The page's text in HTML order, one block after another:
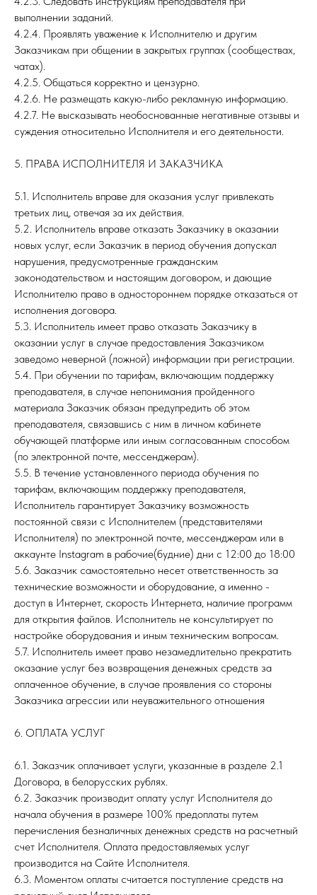
выполнении заданий.
4.2.4. Проявлять уважение к Исполнителю и другим
Заказчикам при общении в закрытых группах (сообществах,
чатах).
4.2.5. Общаться корректно и цензурно.
4.2.6. Не размещать какую-либо рекламную информацию.
4.2.7. Не высказывать необоснованные негативные отзывы и
суждения относительно Исполнителя и его деятельности.
5. ПРАВА ИСПОЛНИТЕЛЯ И ЗАКАЗЧИКА
5.1. Исполнитель вправе для оказания услуг привлекать
третьих лиц, отвечая за их действия.
5.2. Исполнитель вправе отказать Заказчику в оказании
новых услуг, если Заказчик в период обучения допускал
нарушения, предусмотренные гражданским
законодательством и настоящим договором, и дающие
Исполнителю право в одностороннем порядке отказаться от
исполнения договора.
5.3. Исполнитель имеет право отказать Заказчику в
оказании услуг в случае предоставления Заказчиком
заведомо неверной (ложной) информации при регистрации.
5.4. При обучении по тарифам, включающим поддержку
преподавателя, в случае непонимания пройденного
материала Заказчик обязан предупредить об этом
преподавателя, связавшись с ним в личном кабинете
обучающей платформе или иным согласованным способом
(по электронной почте, мессенджерам).
5.5. В течение установленного периода обучения по
тарифам, включающим поддержку преподавателя,
Исполнитель гарантирует Заказчику возможность
постоянной связи с Исполнителем (представителями
Исполнителя) по электронной почте, мессенджерам или в
аккаунте Instagram в рабочие(будние) дни с 12:00 до 18:00
5.6. Заказчик самостоятельно несет ответственность за
технические возможности и оборудование, а именно -
доступ в Интернет, скорость Интернета, наличие программ
для открытия файлов. Исполнитель не консультирует по
настройке оборудования и иным техническим вопросам.
5.7. Исполнитель имеет право незамедлительно прекратить
оказание услуг без возвращения денежных средств за
оплаченное обучение, в случае проявления со стороны
Заказчика агрессии или неуважительного отношения
6. ОПЛАТА УСЛУГ
6.1. Заказчик оплачивает услуги, указанные в разделе 2.1
Договора, в белорусских рублях.
6.2. Заказчик производит оплату услуг Исполнителя до
начала обучения в размере 100% предоплаты путем
перечисления безналичных денежных средств на расчетный
счет Исполнителя. Оплата предоставляемых услуг
производится на Сайте Исполнителя.
6.3. Моментом оплаты считается поступление средств на